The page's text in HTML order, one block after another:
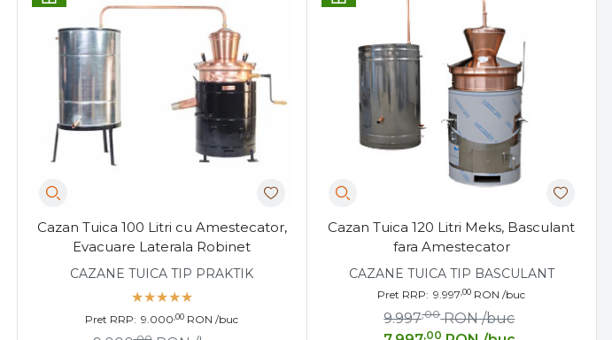
Cazan Tuica 100 Litri cu Amestecator,
Evacuare Laterala Robinet
CAZANE TUICA TIP PRAKTIK
Pret RRP: 9.000,00 RON /buc
Cazan Tuica 120 Litri Meks, Basculant
fara Amestecator
CAZANE TUICA TIP BASCULANT
Pret RRP: 9.997,00 RON /buc
,00
9.997,00 RON /buc